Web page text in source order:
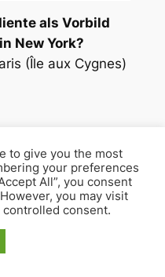
als Vorbild
New York?
(Île aux Cygnes)
ist ein
to give you the most
your preferences
All”, you consent
you may visit
consent.